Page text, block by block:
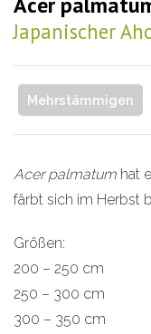
Japanischer
Mehrstämmigen
Acer palmatum hat
färbt sich im Herbst
Größen:
200 – 250 cm
250 – 300 cm
300 – 350 cm